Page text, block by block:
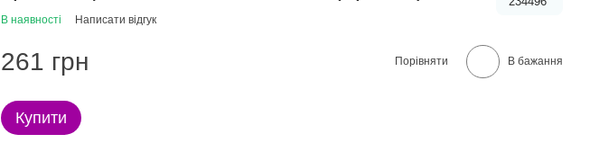
В наявності Написати відгук
261 грн Порівняти В бажання
Купити